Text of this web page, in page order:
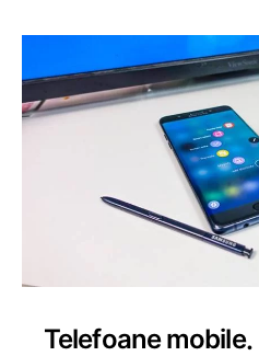
Telefoane mobile